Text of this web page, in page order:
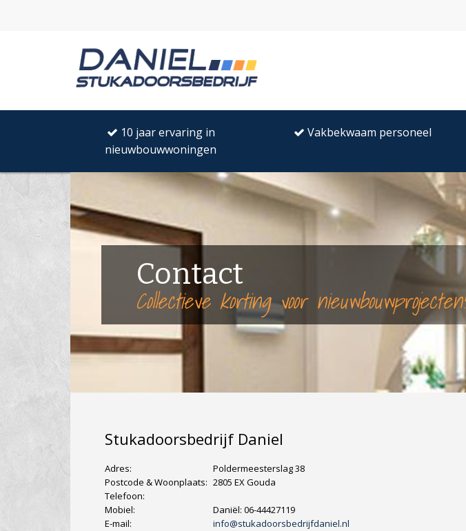
10 jaar ervaring in
nieuwbouwwoningen
Vakbekwaam personeel
Contact
Collectieve korting voor nieuwbouwprojecten!
Stukadoorsbedrijf Daniel
Adres:
Poldermeesterslag 38
Postcode & Woonplaats: 2805 EX Gouda
Telefoon:
Mobiel:
Daniël: 06-44427119
E-mail:
info@stukadoorsbedrijfdaniel.nl